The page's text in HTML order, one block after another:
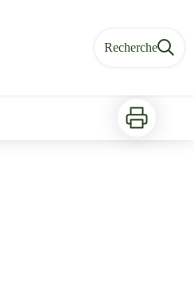
Recherche
Imprimer